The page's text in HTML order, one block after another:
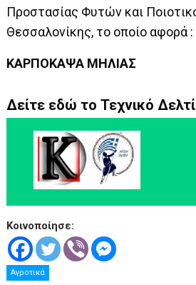
Προστασίας Φυτών και
Θεσσαλονίκης, το οποίο αφορά :
ΚΑΡΠΟΚΑΨΑ ΜΗΛΙΑΣ
Δείτε εδώ το Τεχνικό
Κοινοποίησε:
Αγροτικά